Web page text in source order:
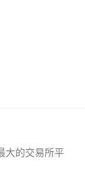
大的交易所平